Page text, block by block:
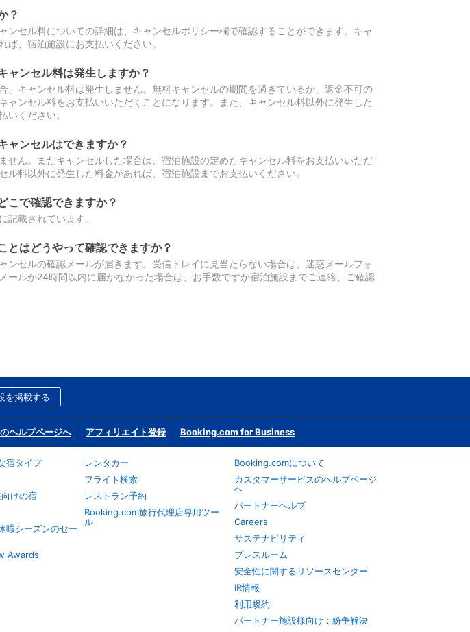
？
ンセル料についての詳細は、キャンセルポリシー欄で確認することができます。キャ
ば、宿泊施設にお支払いください。
ャンセル料は発生しますか？
、キャンセル料は発生しません。無料キャンセルの期間を過ぎているか、返金不可の
ャンセル料をお支払いいただくことになります。また、キャンセル料以外に発生した
いください。
ャンセルはできますか？
せん。またキャンセルした場合は、宿泊施設の定めたキャンセル料をお支払いいただ
ル料以外に発生した料金があれば、宿泊施設までお支払いください。
こで確認できますか？
記載されています。
とはどうやって確認できますか？
ンセルの確認メールが届きます。受信トレイに見当たらない場合は、迷惑メールフォ
ールが24時間以内に届かなかった場合は、お手数ですが宿泊施設までご連絡、ご確認
を掲載する
ヘルプページへ アフィリエイト登録 Booking.com for Business
宿タイプ
けの宿
暇シーズンのセー
Awards
レンタカー
フライト検索
レストラン予約
Booking.com旅行代理店専用ツー
ル
Booking.comについて
カスタマーサービスのヘルプページ
へ
パートナーヘルプ
Careers
サステナビリティ
プレスルーム
安全性に関するリソースセンター
IR情報
利用規約
パートナー施設様向け：紛争解決